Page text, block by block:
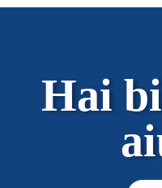
Hai